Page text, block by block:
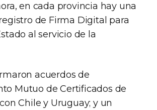
en cada provincia hay una
de Firma Digital para
al servicio de la
acuerdos de
Mutuo de Certificados de
Chile y Uruguay; y un